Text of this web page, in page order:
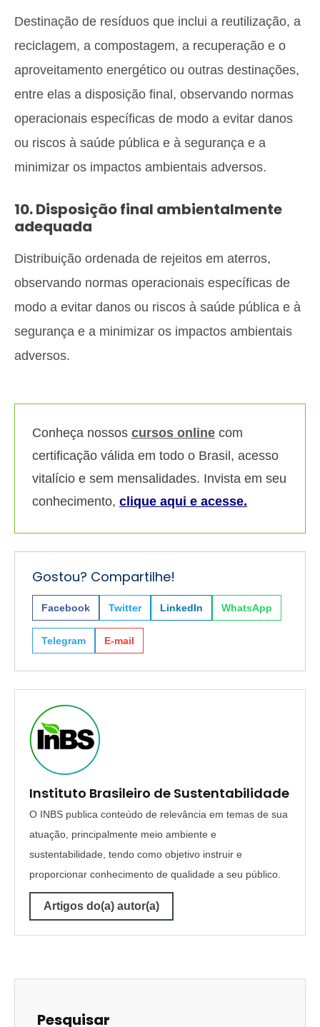
Destinação de resíduos que inclui a reutilização, a
reciclagem, a compostagem, a recuperação e o
aproveitamento energético ou outras destinações,
entre elas a disposição final, observando normas
operacionais específicas de modo a evitar danos
ou riscos à saúde pública e à segurança e a
minimizar os impactos ambientais adversos.
10. Disposição final ambientalmente
adequada
Distribuição ordenada de rejeitos em aterros,
observando normas operacionais específicas de
modo a evitar danos ou riscos à saúde pública e à
segurança e a minimizar os impactos ambientais
adversos.
Conheça nossos cursos online com
certificação válida em todo o Brasil, acesso
vitalício e sem mensalidades. Invista em seu
conhecimento, clique aqui e acesse.
Gostou? Compartilhe!
Facebook Twitter LinkedIn WhatsApp
Telegram E-mail
Instituto Brasileiro de Sustentabilidade
O INBS publica conteúdo de relevância em temas de sua
atuação, principalmente meio ambiente e
sustentabilidade, tendo como objetivo instruir e
proporcionar conhecimento de qualidade a seu público.
Artigos do(a) autor(a)
Pesquisar